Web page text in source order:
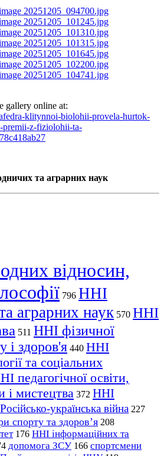
gallery online at:
klitynnoi-biolohii-provela-hurtok-
premii-z-fiziolohii-ta-
та аграрних наук
відносин,
796 ННІ
аграрних наук 570 ННІ
511 ННІ фізичної
і здоров'я 440 ННІ
та соціальних
педагогічної освіти,
і мистецтва 372 ННІ
Російсько-українська війна 227
спорту та здоров’я 208
176 ННІ інформаційних та
допомога ЗСУ 166 спортсмени